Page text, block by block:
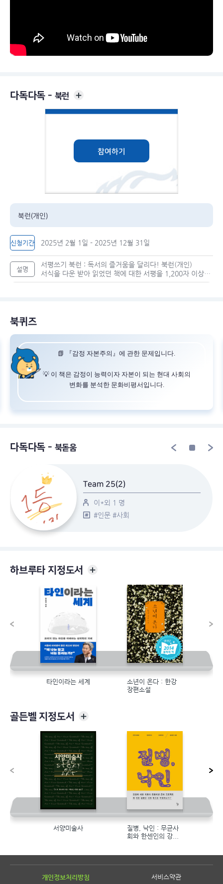
다독다독 - 북런
참여하기
북런(개인)
신청기간 2025년 2월 1일 - 2025년 12월 31일
설명
서평쓰기 북런 : 독서의 즐거움을 달리다! 북런(개인)
서식을 다운 받아 읽었던 책에 대한 서평을 1,200자 이상
(공백 포함) 작성해서 업로드 해 주세요.
북퀴즈
📗 『감정 자본주의』에 관한 문제입니다.
💡 이 책은 감정이 능력이자 자본이 되는 현대 사회의
변화를 분석한 문화비평서입니다.
🧠 특히 현대 사회에서 감정과 고통, 인간관계마저
🔍 해당 도서의50~150페이지
풀어보세요 😊
다독다독 - 북돋움
Team 25(2)
이*외 1 명
#인문 #사회
하브루타 지정도서
타인이라는 세계
소년이 온다 : 한강
장편소설
골든벨 지정도서
서양미술사
질병, 낙인 : 무균사
회와 한센인의 강...
개인정보처리방침 서비스약관